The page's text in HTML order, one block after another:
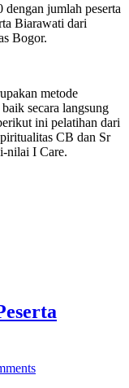
jumlah peserta
Biarawati dari
Bogor.
metode
secara langsung
ini pelatihan dari
CB dan Sr
nilai I Care.